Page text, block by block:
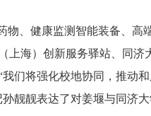
物、健康监测智能装备、高
上海）创新服务驿站、同济
们将强化校地协同，推动
靓靓表达了对姜堰与同济